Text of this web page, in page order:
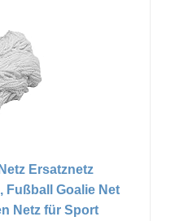
Ersatznetz
Fußball Goalie Net
Netz für Sport